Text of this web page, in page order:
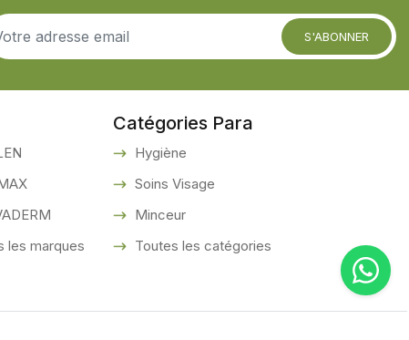
S'ABONNER
les marques
Catégories Para
Hygiène
Soins Visage
Minceur
Toutes les catégories